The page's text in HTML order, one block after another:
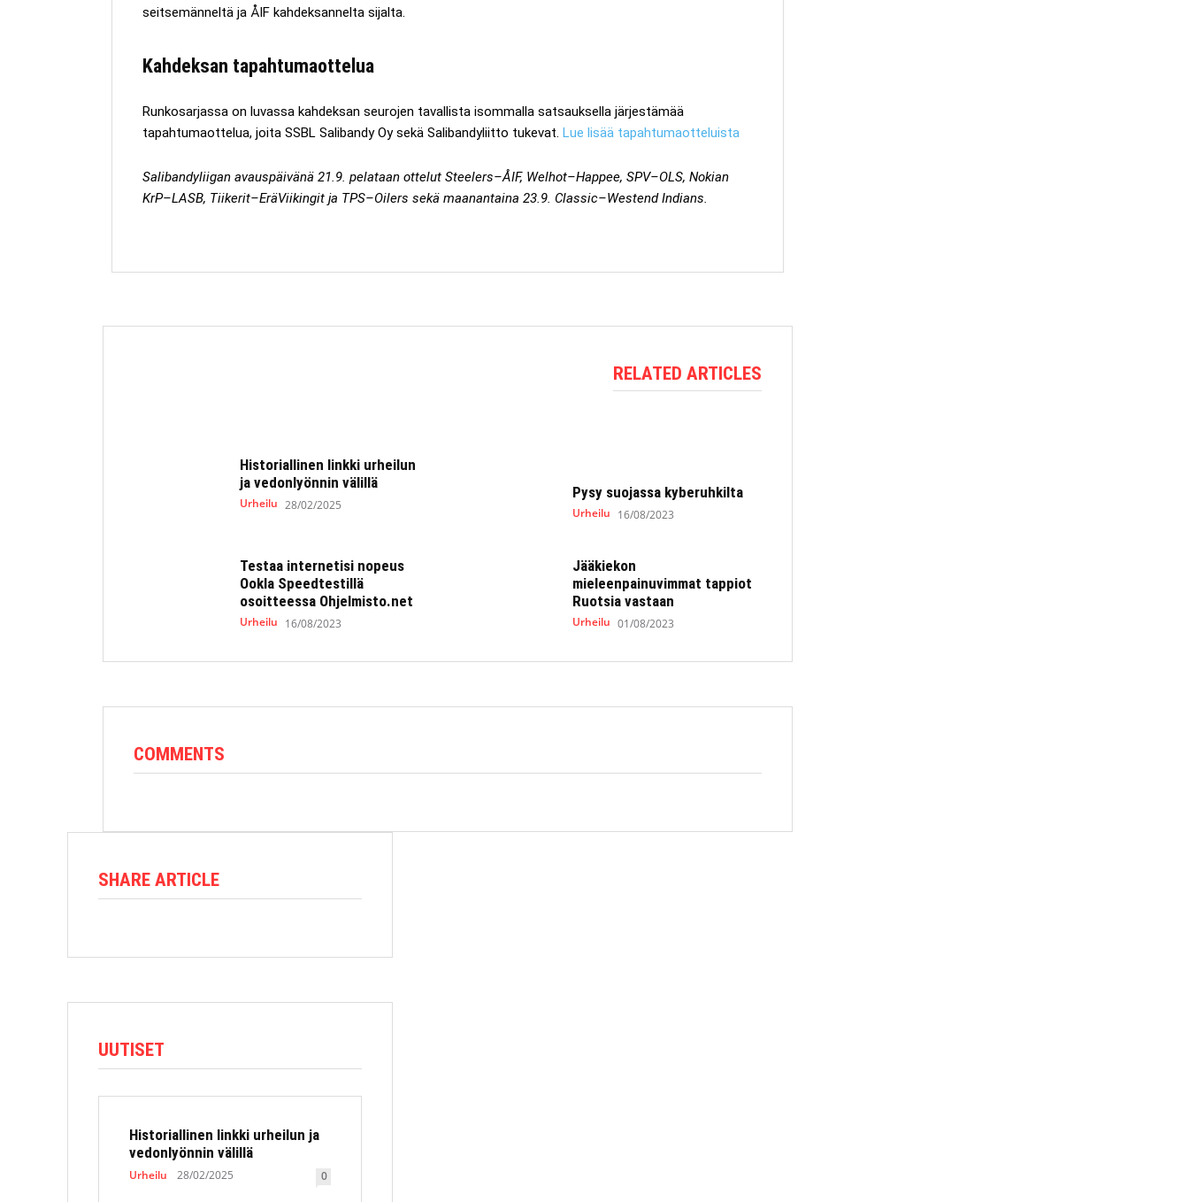
seitsemänneltä ja ÅIF kahdeksannelta sijalta.
Kahdeksan tapahtumaottelua
Runkosarjassa on luvassa kahdeksan seurojen tavallista isommalla satsauksella järjestämää
tapahtumaottelua, joita SSBL Salibandy Oy sekä Salibandyliitto tukevat. Lue lisää tapahtumaotteluista
Salibandyliigan avauspäivänä 21.9. pelataan ottelut Steelers–ÅIF, Welhot–Happee, SPV–OLS, Nokian
KrP–LASB, Tiikerit–EräViikingit ja TPS–Oilers sekä maanantaina 23.9. Classic–Westend Indians.
RELATED ARTICLES
Historiallinen linkki urheilun
ja vedonlyönnin välillä
Urheilu 28/02/2025
Pysy suojassa kyberuhkilta
Urheilu 16/08/2023
Testaa internetisi nopeus
Ookla Speedtestillä
osoitteessa Ohjelmisto.net
Urheilu 16/08/2023
Jääkiekon
mieleenpainuvimmat tappiot
Ruotsia vastaan
Urheilu 01/08/2023
COMMENTS
SHARE ARTICLE
UUTISET
Historiallinen linkki urheilun ja
vedonlyönnin välillä
Urheilu 28/02/2025 0